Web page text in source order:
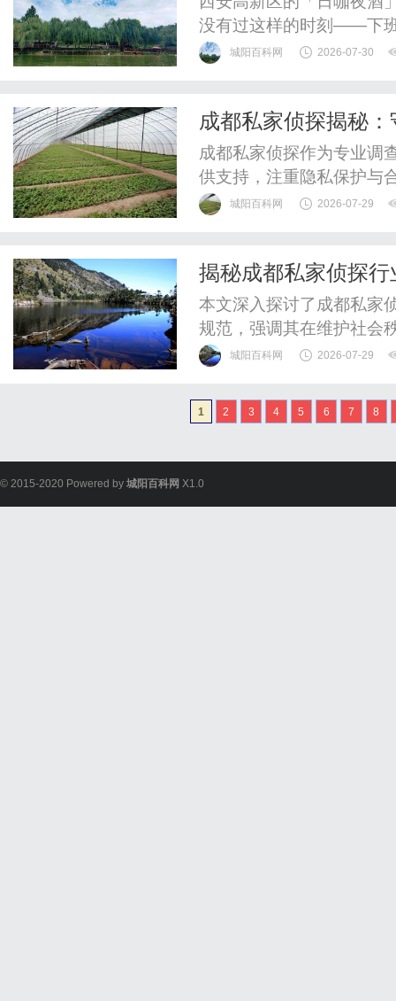
没有过这样的时刻——下
夜店的喧嚣？想找个地方
是你还没发现。樽Club，
城阳百科网 2026-07-30
成都私家侦探揭秘
成都私家侦探作为专业调
供支持，注重隐私保护与
城阳百科网 2026-07-29
揭秘成都私家侦探
本文深入探讨了成都私家
规范，强调其在维护社会
城阳百科网 2026-07-29
1 2 3 4 5 6 7 8
© 2015-2020 Powered by 城阳百科网 X1.0